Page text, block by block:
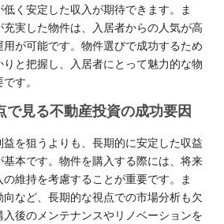
く安定した収入が期待できます。ま
実した物件は、入居者からの人気が高
が可能です。物件選びで成功するため
と把握し、入居者にとって魅力的な物
す。
で見る不動産投資の成功要因
を狙うよりも、長期的に安定した収益
本です。物件を購入する際には、将来
維持を考慮することが重要です。ま
など、長期的な視点での市場分析も欠
後のメンテナンスやリノベーションを